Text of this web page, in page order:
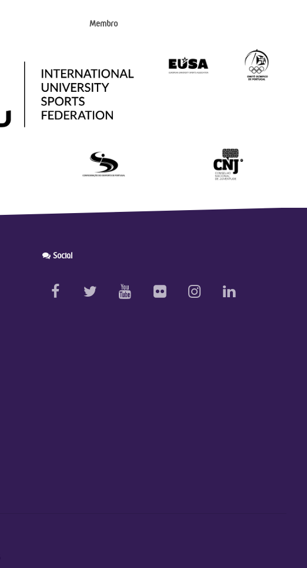
Membro
Social